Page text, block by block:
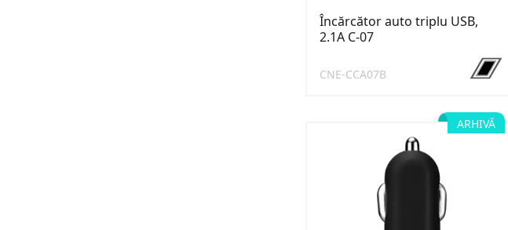
Încărcător auto triplu USB,
2.1A C-07
CNE-CCA07B
ARHIVĂ